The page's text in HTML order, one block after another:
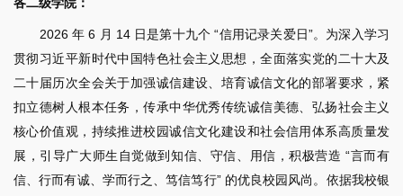
各二级学院：
2026 年 6 月 14 日是第十九个 “信用记录关爱日”。为深入学习
贯彻习近平新时代中国特色社会主义思想，全面落实党的二十大及
二十届历次全会关于加强诚信建设、培育诚信文化的部署要求，紧
扣立德树人根本任务，传承中华优秀传统诚信美德、弘扬社会主义
核心价值观，持续推进校园诚信文化建设和社会信用体系高质量发
展，引导广大师生自觉做到知信、守信、用信，积极营造 “言而有
信、行而有诚、学而行之、笃信笃行” 的优良校园风尚。依据我校银